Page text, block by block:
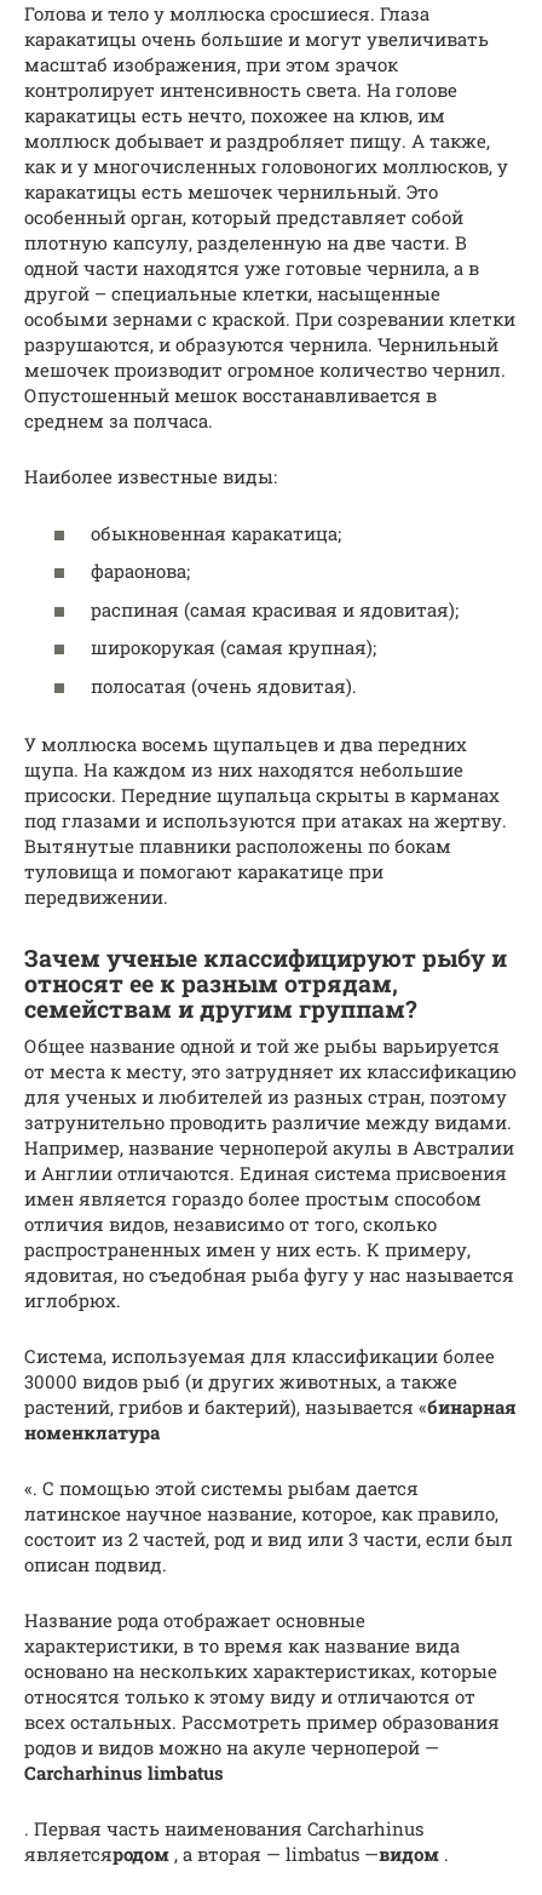
Голова и тело у моллюска сросшиеся. Глаза
каракатицы очень большие и могут увеличивать
масштаб изображения, при этом зрачок
контролирует интенсивность света. На голове
каракатицы есть нечто, похожее на клюв, им
моллюск добывает и раздробляет пищу. А также,
как и у многочисленных головоногих моллюсков, у
каракатицы есть мешочек чернильный. Это
особенный орган, который представляет собой
плотную капсулу, разделенную на две части. В
одной части находятся уже готовые чернила, а в
другой – специальные клетки, насыщенные
особыми зернами с краской. При созревании клетки
разрушаются, и образуются чернила. Чернильный
мешочек производит огромное количество чернил.
Опустошенный мешок восстанавливается в
среднем за полчаса.
Наиболее известные виды:
обыкновенная каракатица;
фараонова;
распиная (самая красивая и ядовитая);
широкорукая (самая крупная);
полосатая (очень ядовитая).
У моллюска восемь щупальцев и два передних
щупа. На каждом из них находятся небольшие
присоски. Передние щупальца скрыты в карманах
под глазами и используются при атаках на жертву.
Вытянутые плавники расположены по бокам
туловища и помогают каракатице при
передвижении.
Зачем ученые классифицируют рыбу и
относят ее к разным отрядам,
семействам и другим группам?
Общее название одной и той же рыбы варьируется
от места к месту, это затрудняет их классификацию
для ученых и любителей из разных стран, поэтому
затрунительно проводить различие между видами.
Например, название черноперой акулы в Австралии
и Англии отличаются. Единая система присвоения
имен является гораздо более простым способом
отличия видов, независимо от того, сколько
распространенных имен у них есть. К примеру,
ядовитая, но съедобная рыба фугу у нас называется
иглобрюх.
Система, используемая для классификации более
30000 видов рыб (и других животных, а также
растений, грибов и бактерий), называется «бинарная
номенклатура
«. С помощью этой системы рыбам дается
латинское научное название, которое, как правило,
состоит из 2 частей, род и вид или 3 части, если был
описан подвид.
Название рода отображает основные
характеристики, в то время как название вида
основано на нескольких характеристиках, которые
относятся только к этому виду и отличаются от
всех остальных. Рассмотреть пример образования
родов и видов можно на акуле черноперой —
Carcharhinus limbatus
. Первая часть наименования Carcharhinus
являетсяродом , а вторая — limbatus —видом .